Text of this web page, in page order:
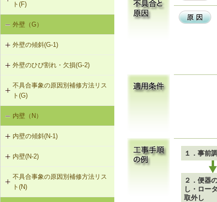
F-2-303 スラブ下面への連続繊維シ
ート接着
設
F-2-305 セルフレベリング材による
F-4-002 カーペットの張替え
F-4-701 フローリングの張替え
ト(F)
床の傾斜（F-1）
床のたわみ（F-2）
床鳴り（F-3）
外壁（G）
外壁の傾斜(G-1)
G-1-304 壁の打直し補修（耐力壁
等）
G-1-305 壁表層面の打直し補修
G-1-306 壁の構造スリットの補修
（非耐力壁）
外壁のひび割れ・欠損(G-2)
G-2-301 樹脂注入工法
G-2-302 Uカットシール材充填工法
G-2-303 シール工法
G-2-306 打直し工法
不具合事象の原因別補修方法リス
ト(G)
外壁の傾斜（G-1）
外壁のひび割れ・欠損（モルタル・
タイル張り）（G-2）
外壁のひび割れ・欠損（ALCパネ
ル）（G-2）
内壁（N）
内壁の傾斜(N-1)
N-1-001 下地材・仕上材の取替え
（内壁部）
内壁(N-2)
N-2-001 仕上材の張替え（内壁部）
不具合事象の原因別補修方法リス
ト(N)
１．事前
２．便器
し・ロー
取外し